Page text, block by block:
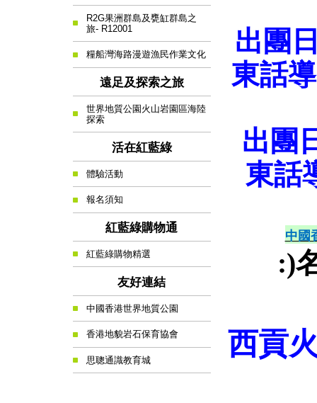
R2G果洲群島及甕缸群島之
旅- R12001
糧船灣海路漫遊漁民作業文化
遠足及探索之旅
世界地質公園火山岩園區海陸
探索
活在紅藍綠
體驗活動
報名須知
紅藍綠購物通
紅藍綠購物精選
友好連結
中國香港世界地質公園
香港地貌岩石保育協會
思聰通識教育城
出團
東話
出團
東話
中國
:)
西貢